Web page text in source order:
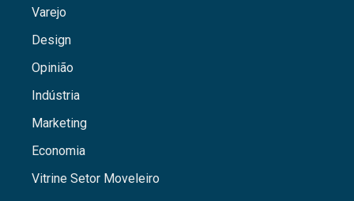
Varejo
Design
Opinião
Indústria
Marketing
Economia
Vitrine Setor Moveleiro